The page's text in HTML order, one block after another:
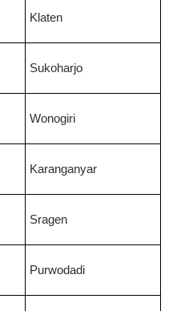
Klaten
Sukoharjo
Wonogiri
Karanganyar
Sragen
Purwodadi